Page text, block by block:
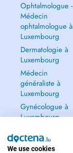
Ophtalmologue -
Médecin
ophtalmologue à
Luxembourg
Dermatologie à
Luxembourg
Médecin
généraliste à
Luxembourg
Gynécologue à
Luxembourg
We use cookies